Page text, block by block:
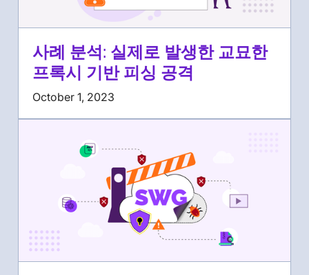
사례 분석: 실제로 발생한 교묘한
프록시 기반 피싱 공격
October 1, 2023